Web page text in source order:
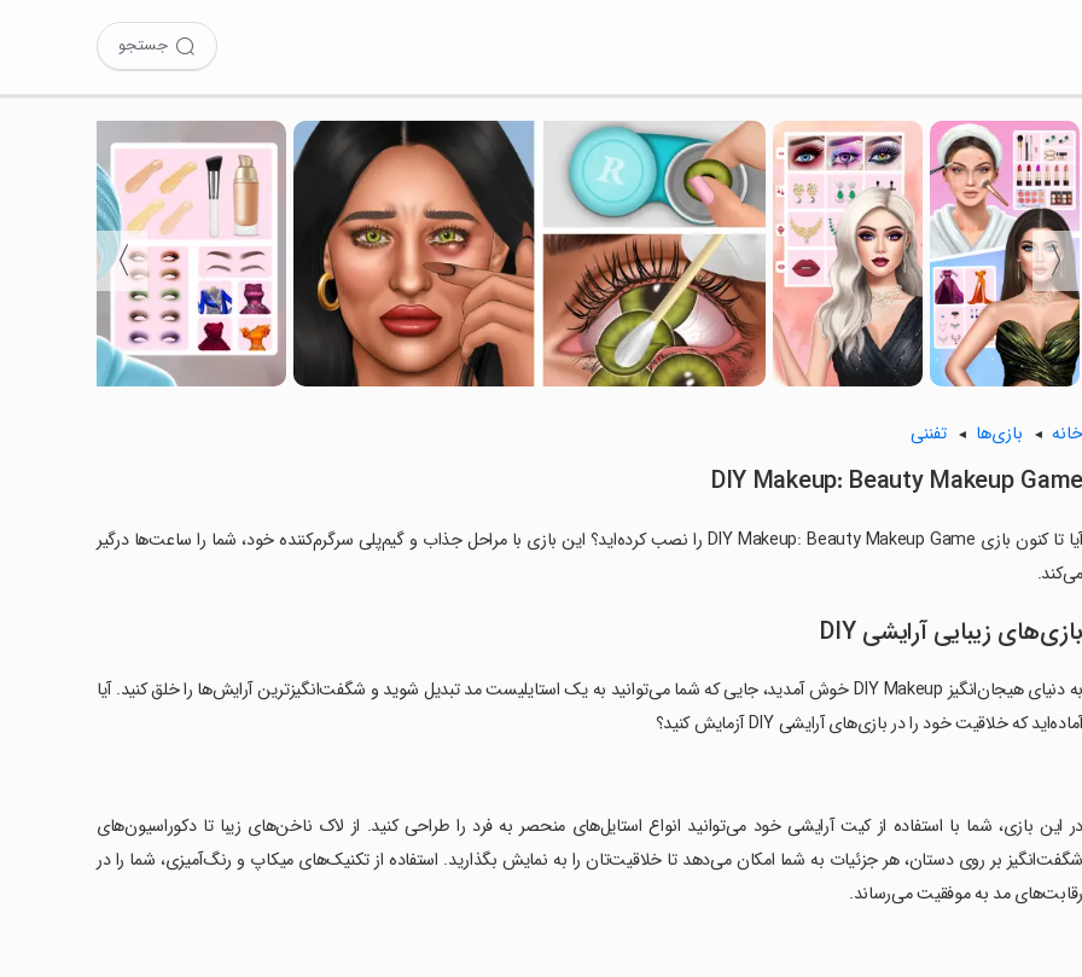
جستجو
〈
〉
خانه بازی‌ها تفننی
DIY Makeup: Beauty Makeup Game
آیا تا کنون بازی DIY Makeup: Beauty Makeup Game را نصب کرده‌اید؟ این بازی با مراحل جذاب و گیم‌پلی سرگرم‌کننده خود، شما را ساعت‌ها درگیر
می‌کند.
بازی‌های زیبایی آرایشی DIY
به دنیای هیجان‌انگیز DIY Makeup خوش آمدید، جایی که شما می‌توانید به یک استایلیست مد تبدیل شوید و شگفت‌انگیزترین آرایش‌ها را خلق کنید. آیا
آماده‌اید که خلاقیت خود را در بازی‌های آرایشی DIY آزمایش کنید؟
‏در این بازی، شما با استفاده از کیت آرایشی خود می‌توانید انواع استایل‌های منحصر به فرد را طراحی کنید. از لاک ناخن‌های زیبا تا دکوراسیون‌های
شگفت‌انگیز بر روی دستان، هر جزئیات به شما امکان می‌دهد تا خلاقیت‌تان را به نمایش بگذارید. استفاده از تکنیک‌های میکاپ و رنگ‌آمیزی، شما را در
رقابت‌های مد به موفقیت می‌رساند.